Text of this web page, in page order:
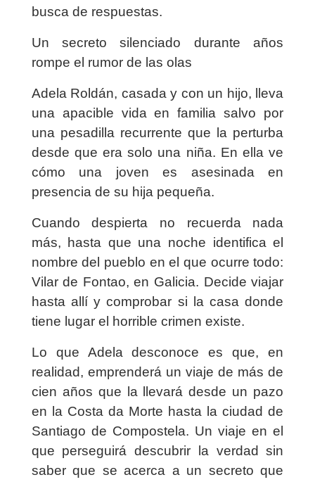
busca de respuestas.
Un secreto silenciado durante años
rompe el rumor de las olas
Adela Roldán, casada y con un hijo, lleva
una apacible vida en familia salvo por
una pesadilla recurrente que la perturba
desde que era solo una niña. En ella ve
cómo una joven es asesinada en
presencia de su hija pequeña.
Cuando despierta no recuerda nada
más, hasta que una noche identifica el
nombre del pueblo en el que ocurre todo:
Vilar de Fontao, en Galicia. Decide viajar
hasta allí y comprobar si la casa donde
tiene lugar el horrible crimen existe.
Lo que Adela desconoce es que, en
realidad, emprenderá un viaje de más de
cien años que la llevará desde un pazo
en la Costa da Morte hasta la ciudad de
Santiago de Compostela. Un viaje en el
que perseguirá descubrir la verdad sin
saber que se acerca a un secreto que